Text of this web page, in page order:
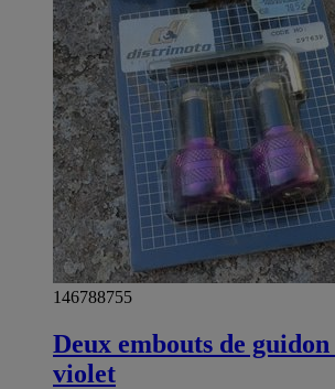
146788755
Deux embouts de guidon
violet